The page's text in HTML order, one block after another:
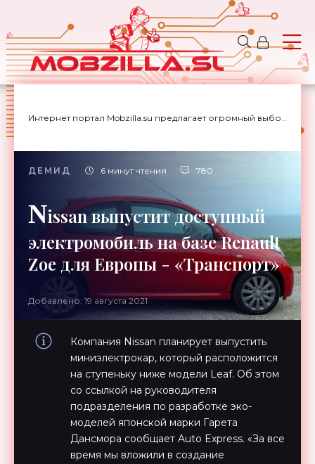
Интернет портал Mobzilla.su предлагает огромный выбор новостей с доставкой на дом.
ДЕМИД 6 минут чтения 780
Nissan выпустит доступный
электромобиль на базе Renault
Zoe для Европы - «Транспорт»
Добавлено: 19 августа 2021
Компания Nissan планирует выпустить
миниэлектрокар, который расположится
на ступеньку ниже модели Leaf. Об этом
со ссылкой на руководителя
подразделения по разработке эко-
моделей японской марки Гарета
Дансмора сообщает Auto Express. «За все
время мы вложили в создание